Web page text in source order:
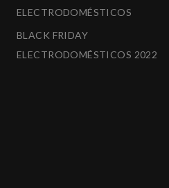
ELECTRODOMÉSTICOS
BLACK FRIDAY
ELECTRODOMÉSTICOS 2022